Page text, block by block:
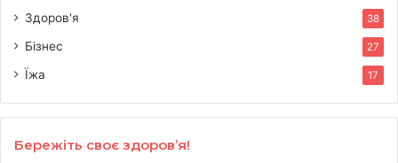
Здоров'я 38
Бізнес 27
Їжа 17
Бережіть своє здоров’я!